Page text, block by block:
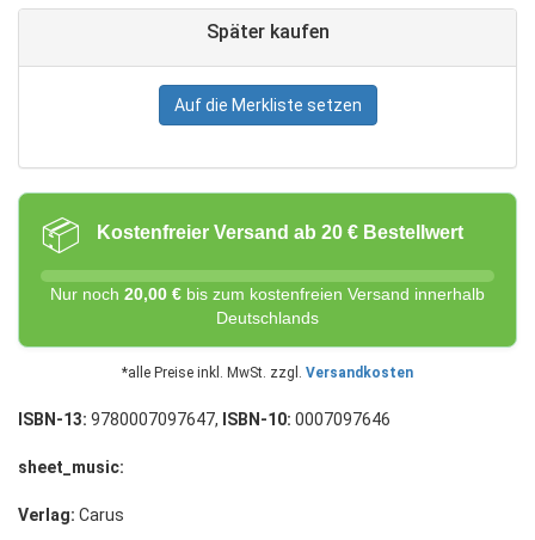
Später kaufen
Auf die Merkliste setzen
📦 Kostenfreier Versand ab 20 € Bestellwert
Nur noch 20,00 € bis zum kostenfreien Versand innerhalb
Deutschlands
*alle Preise inkl. MwSt. zzgl. Versandkosten
ISBN-13: 9780007097647, ISBN-10: 0007097646
sheet_music:
Verlag: Carus